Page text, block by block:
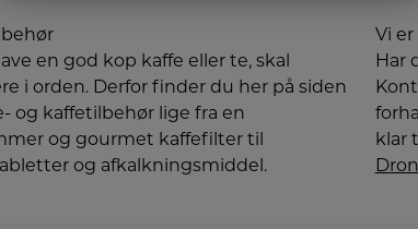
en god kop kaffe eller te, skal
i orden. Derfor finder du her på siden
og kaffetilbehør lige fra en
og gourmet kaffefilter til
og afkalkningsmiddel.
Vi
Har
klar